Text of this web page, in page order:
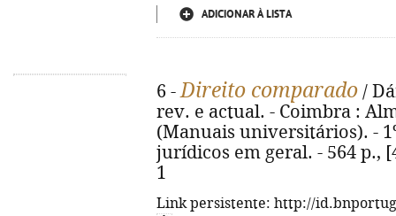
ADICIONAR À LISTA
6 -Direito comparado /
rev. e actual. - Coimbra :
(Manuais universitários). -
jurídicos em geral. - 564 p.,
1
Link persistente: http://